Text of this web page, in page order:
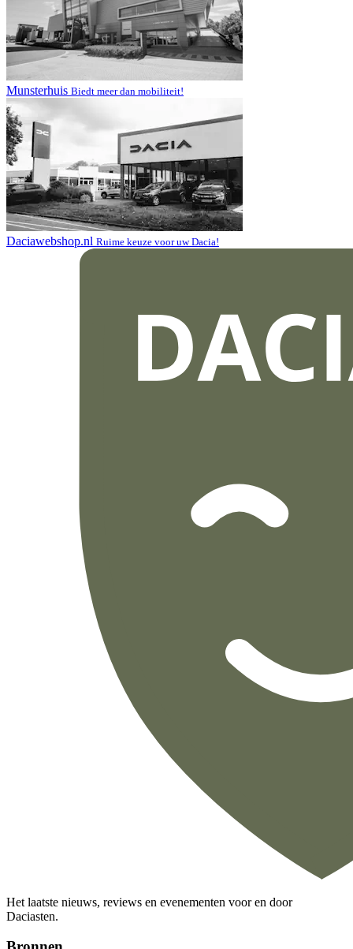
Munsterhuis Biedt meer dan mobiliteit!
Daciawebshop.nl Ruime keuze voor uw Dacia!
Het laatste nieuws, reviews en evenementen voor en door
Daciasten.